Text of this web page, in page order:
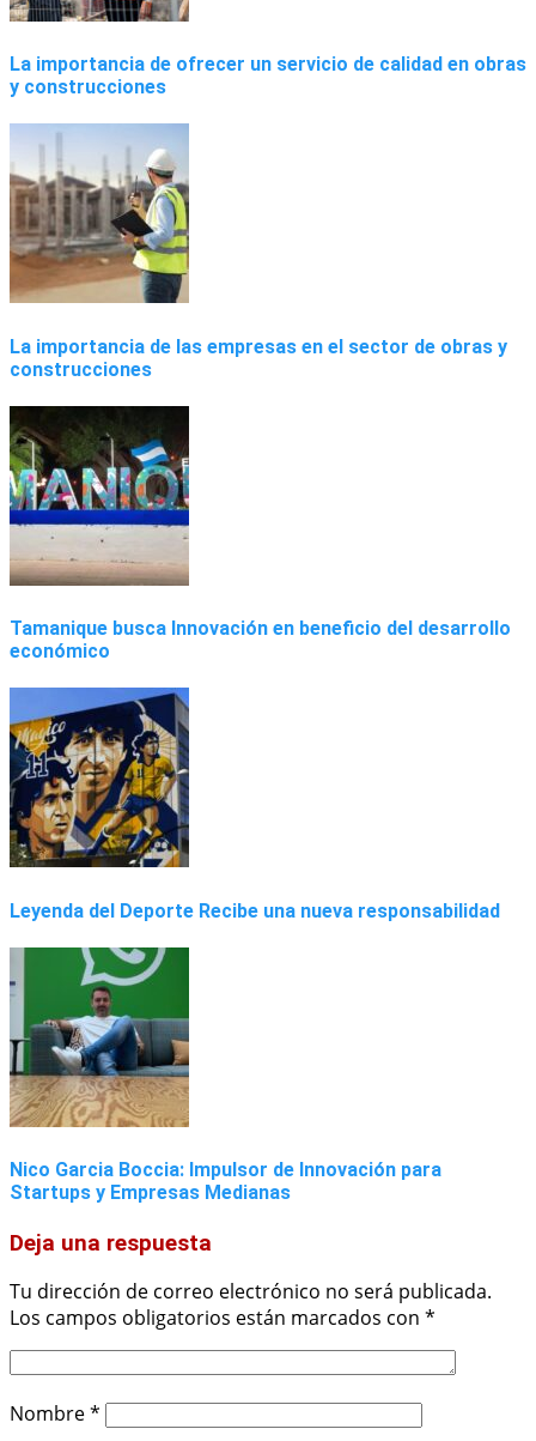
La importancia de ofrecer un servicio de calidad en obras
y construcciones
La importancia de las empresas en el sector de obras y
construcciones
Tamanique busca Innovación en beneficio del desarrollo
económico
Leyenda del Deporte Recibe una nueva responsabilidad
Nico Garcia Boccia: Impulsor de Innovación para
Startups y Empresas Medianas
Deja una respuesta
Tu dirección de correo electrónico no será publicada.
Los campos obligatorios están marcados con *
Nombre*